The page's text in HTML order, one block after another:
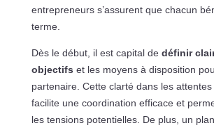
entrepreneurs s’assurent que chacun
terme.
Dès le début, il est capital de définir
objectifs et les moyens à disposition
partenaire. Cette clarté dans les
facilite une coordination efficace et
les tensions potentielles. De plus, un